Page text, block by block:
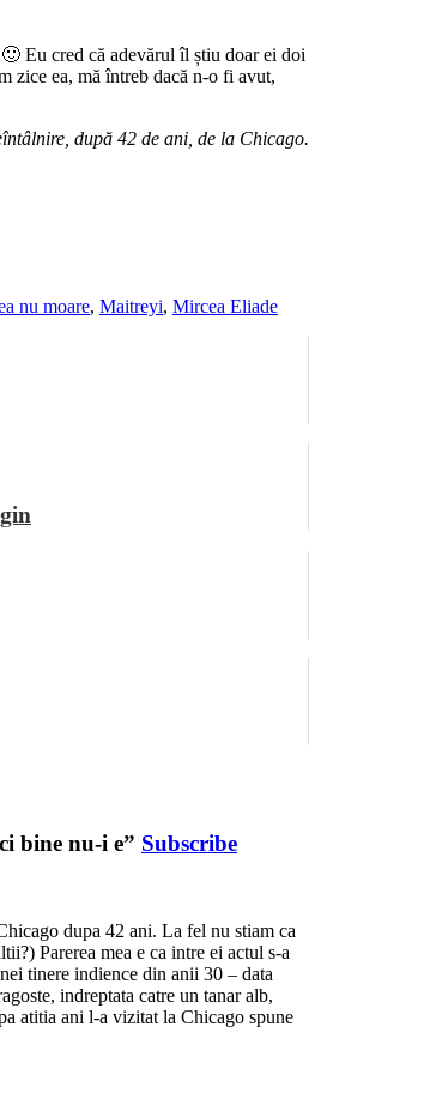
Eu cred că adevărul îl știu doar ei doi
zice ea, mă întreb dacă n-o fi avut,
după 42 de ani, de la Chicago.
nu moare, Maitreyi, Mircea Eliade
bine nu-i e” Subscribe
dupa 42 ani. La fel nu stiam ca
Parerea mea e ca intre ei actul s-a
tinere indience din anii 30 – data
indreptata catre un tanar alb,
atitia ani l-a vizitat la Chicago spune